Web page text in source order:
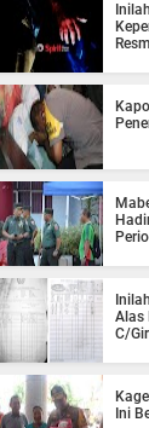
Alas
C/
Ini